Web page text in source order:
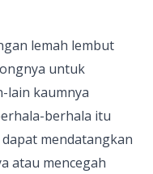
lemah lembut
untuk
lain kaumnya
berhala itu
mendatangkan
atau mencegah